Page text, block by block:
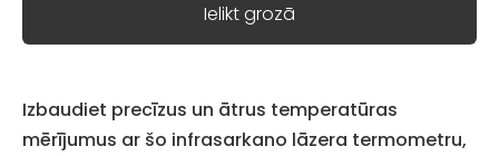
Ielikt grozā
Izbaudiet precīzus un ātrus temperatūras
mērījumus ar šo infrasarkano lāzera termometru,